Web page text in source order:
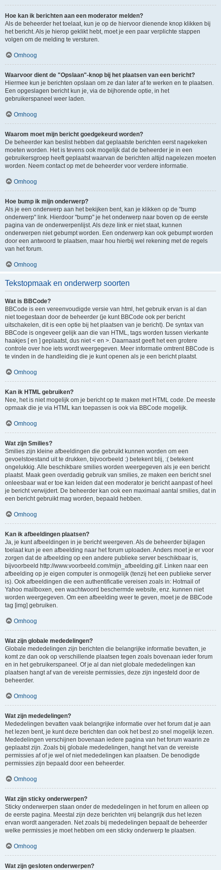
Hoe kan ik berichten aan een moderator melden?
Als de beheerder het toelaat, kun je op de hiervoor dienende knop klikken bij
het bericht. Als je hierop geklikt hebt, moet je een paar verplichte stappen
volgen om de melding te versturen.
Omhoog
Waarvoor dient de "Opslaan"-knop bij het plaatsen van een bericht?
Hiermee kun je berichten opslaan om ze dan later af te werken en te plaatsen.
Een opgeslagen bericht kun je, via de bijhorende optie, in het
gebruikerspaneel weer laden.
Omhoog
Waarom moet mijn bericht goedgekeurd worden?
De beheerder kan beslist hebben dat geplaatste berichten eerst nagekeken
moeten worden. Het is tevens ook mogelijk dat de beheerder je in een
gebruikersgroep heeft geplaatst waarvan de berichten altijd nagelezen moeten
worden. Neem contact op met de beheerder voor verdere informatie.
Omhoog
Hoe bump ik mijn onderwerp?
Als je een onderwerp aan het bekijken bent, kan je klikken op de "bump
onderwerp" link. Hierdoor "bump" je het onderwerp naar boven op de eerste
pagina van de onderwerpenlijst. Als deze link er niet staat, kunnen
onderwerpen niet gebumpt worden. Een onderwerp kan ook gebumpt worden
door een antwoord te plaatsen, maar hou hierbij wel rekening met de regels
van het forum.
Omhoog
Tekstopmaak en onderwerp soorten
Wat is BBCode?
BBCode is een vereenvoudigde versie van html, het gebruik ervan is al dan
niet toegestaan door de beheerder (je kunt BBCode ook per bericht
uitschakelen, dit is een optie bij het plaatsen van je bericht). De syntax van
BBCode is ongeveer gelijk aan die van HTML, tags worden tussen vierkante
haakjes [ en ] geplaatst, dus niet < en >. Daarnaast geeft het een grotere
controle over hoe iets wordt weergegeven. Meer informatie omtrent BBCode is
te vinden in de handleiding die je kunt openen als je een bericht plaatst.
Omhoog
Kan ik HTML gebruiken?
Nee, het is niet mogelijk om je bericht op te maken met HTML code. De meeste
opmaak die je via HTML kan toepassen is ook via BBCode mogelijk.
Omhoog
Wat zijn Smilies?
Smilies zijn kleine afbeeldingen die gebruikt kunnen worden om een
gevoelstoestand uit te drukken, bijvoorbeeld :) betekent blij, :( betekent
ongelukkig. Alle beschikbare smilies worden weergegeven als je een bericht
plaatst. Maak geen overdadig gebruik van smilies, ze maken een bericht snel
onleesbaar wat er toe kan leiden dat een moderator je bericht aanpast of heel
je bericht verwijdert. De beheerder kan ook een maximaal aantal smilies, dat in
een bericht gebruikt mag worden, bepaald hebben.
Omhoog
Kan ik afbeeldingen plaatsen?
Ja, je kunt afbeeldingen in je bericht weergeven. Als de beheerder bijlagen
toelaat kun je een afbeelding naar het forum uploaden. Anders moet je er voor
zorgen dat de afbeelding op een andere publieke server beschikbaar is,
bijvoorbeeld http://www.voorbeeld.com/mijn_afbeelding.gif. Linken naar een
afbeelding op je eigen computer is onmogelijk (tenzij het een publieke server
is). Ook afbeeldingen die een authentificatie vereisen zoals in: Hotmail of
Yahoo mailboxen, een wachtwoord beschermde website, enz. kunnen niet
worden weergegeven. Om een afbeelding weer te geven, moet je de BBCode
tag [img] gebruiken.
Omhoog
Wat zijn globale mededelingen?
Globale mededelingen zijn berichten die belangrijke informatie bevatten, je
komt ze dan ook op verschillende plaatsen tegen zoals bovenaan ieder forum
en in het gebruikerspaneel. Of je al dan niet globale mededelingen kan
plaatsen hangt af van de vereiste permissies, deze zijn ingesteld door de
beheerder.
Omhoog
Wat zijn mededelingen?
Mededelingen bevatten vaak belangrijke informatie over het forum dat je aan
het lezen bent, je kunt deze berichten dan ook het best zo snel mogelijk lezen.
Mededelingen verschijnen bovenaan iedere pagina van het forum waarin ze
geplaatst zijn. Zoals bij globale mededelingen, hangt het van de vereiste
permissies af of je wel of niet mededelingen kan plaatsen. De benodigde
permissies zijn bepaald door een beheerder.
Omhoog
Wat zijn sticky onderwerpen?
Sticky onderwerpen staan onder de mededelingen in het forum en alleen op
de eerste pagina. Meestal zijn deze berichten vrij belangrijk dus het lezen
ervan wordt aangeraden. Net zoals bij mededelingen bepaalt de beheerder
welke permissies je moet hebben om een sticky onderwerp te plaatsen.
Omhoog
Wat zijn gesloten onderwerpen?